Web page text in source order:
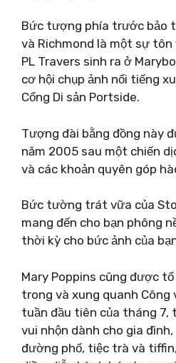
Bức tượng phía trước bảo
và Richmond là một sự tôn
PL Travers sinh ra ở
cơ hội chụp ảnh nổi tiếng
Cổng Di sản Portside.
Tượng đài bằng đồng này
năm 2005 sau một chiến
và các khoản quyên góp
Bức tường trát vữa của
mang đến cho bạn phông
thời kỳ cho bức ảnh của
Mary Poppins cũng được
trong và xung quanh Công
tuần đầu tiên của tháng 7,
vui nhộn dành cho gia
đường phố, tiệc trà và